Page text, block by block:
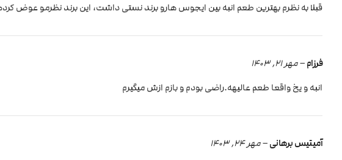
قبلا به نظرم بهترین طعم انبه بین ایجوس هارو برند نستی داشت، این برند نظرمو عوض
فرزام–مهر 21, 1403
انبه و یخ واقعا طعم عالیهه.راضی بودم و بازم ازش میگیرم
آمیتیس برهانی–مهر 24, 1403